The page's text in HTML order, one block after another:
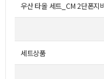
우산 타올 세트_CM 2단폰지
세트상품